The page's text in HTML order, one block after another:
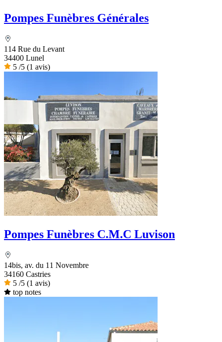
Pompes Funèbres Générales
114 Rue du Levant
34400 Lunel
5 /5 (1 avis)
Pompes Funèbres C.M.C Luvison
14bis, av. du 11 Novembre
34160 Castries
5 /5 (1 avis)
top notes